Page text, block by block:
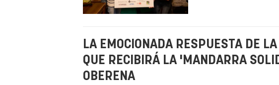
LA EMOCIONADA RESPUESTA DE
QUE RECIBIRÁ LA 'MANDARRA
OBERENA